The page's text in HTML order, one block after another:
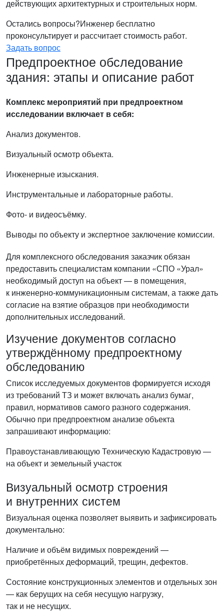
действующих архитектурных и строительных норм.
Остались вопросы?Инженер бесплатно
проконсультирует и рассчитает стоимость работ.
Задать вопрос
Предпроектное обследование
здания: этапы и описание работ
Комплекс мероприятий при предпроектном
исследовании включает в себя:
Анализ документов.
Визуальный осмотр объекта.
Инженерные изыскания.
Инструментальные и лабораторные работы.
Фото- и видеосъёмку.
Выводы по объекту и экспертное заключение комиссии.
Для комплексного обследования заказчик обязан
предоставить специалистам компании «СПО «Урал»
необходимый доступ на объект — в помещения,
к инженерно-коммуникационным системам, а также дать
согласие на взятие образцов при необходимости
дополнительных исследований.
Изучение документов согласно
утверждённому предпроектному
обследованию
Список исследуемых документов формируется исходя
из требований ТЗ и может включать анализ бумаг,
правил, нормативов самого разного содержания.
Обычно при предпроектном анализе объекта
запрашивают информацию:
ПравоустанавливающуюТехническую Кадастровую —
на объект и земельный участок
Визуальный осмотр строения
и внутренних систем
Визуальная оценка позволяет выявить и зафиксировать
документально:
Наличие и объём видимых повреждений —
приобретённых деформаций, трещин, дефектов.
Состояние конструкционных элементов и отдельных зон
— как берущих на себя несущую нагрузку,
так и не несущих.